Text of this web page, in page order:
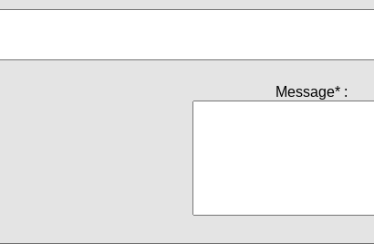
Message* :